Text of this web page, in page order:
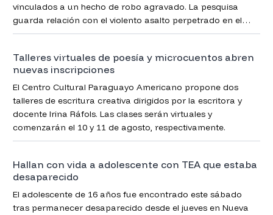
vinculados a un hecho de robo agravado. La pesquisa
guarda relación con el violento asalto perpetrado en el
local de créditos “Credi Ágil”.
Talleres virtuales de poesía y microcuentos abren
nuevas inscripciones
El Centro Cultural Paraguayo Americano propone dos
talleres de escritura creativa dirigidos por la escritora y
docente Irina Ráfols. Las clases serán virtuales y
comenzarán el 10 y 11 de agosto, respectivamente.
Hallan con vida a adolescente con TEA que estaba
desaparecido
El adolescente de 16 años fue encontrado este sábado
tras permanecer desaparecido desde el jueves en Nueva